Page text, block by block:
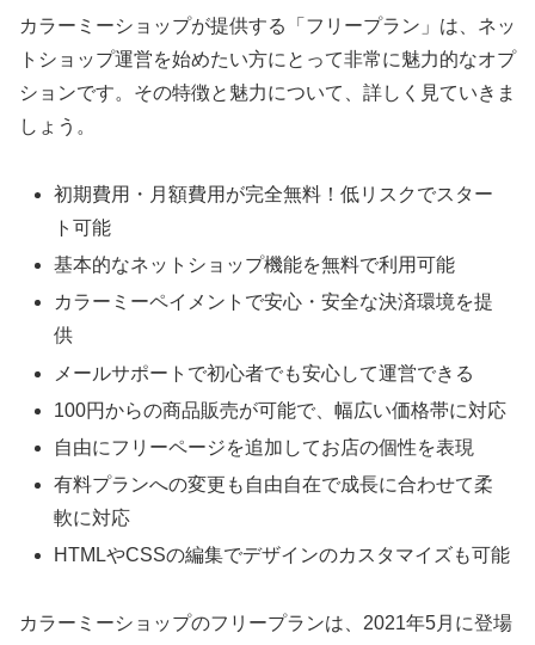
カラーミーショップが提供する「フリープラン」は、ネッ
トショップ運営を始めたい方にとって非常に魅力的なオプ
ションです。その特徴と魅力について、詳しく見ていきま
しょう。
初期費用・月額費用が完全無料！低リスクでスター
ト可能
基本的なネットショップ機能を無料で利用可能
カラーミーペイメントで安心・安全な決済環境を提
供
メールサポートで初心者でも安心して運営できる
100円からの商品販売が可能で、幅広い価格帯に対応
自由にフリーページを追加してお店の個性を表現
有料プランへの変更も自由自在で成長に合わせて柔
軟に対応
HTMLやCSSの編集でデザインのカスタマイズも可能
カラーミーショップのフリープランは、2021年5月に登場